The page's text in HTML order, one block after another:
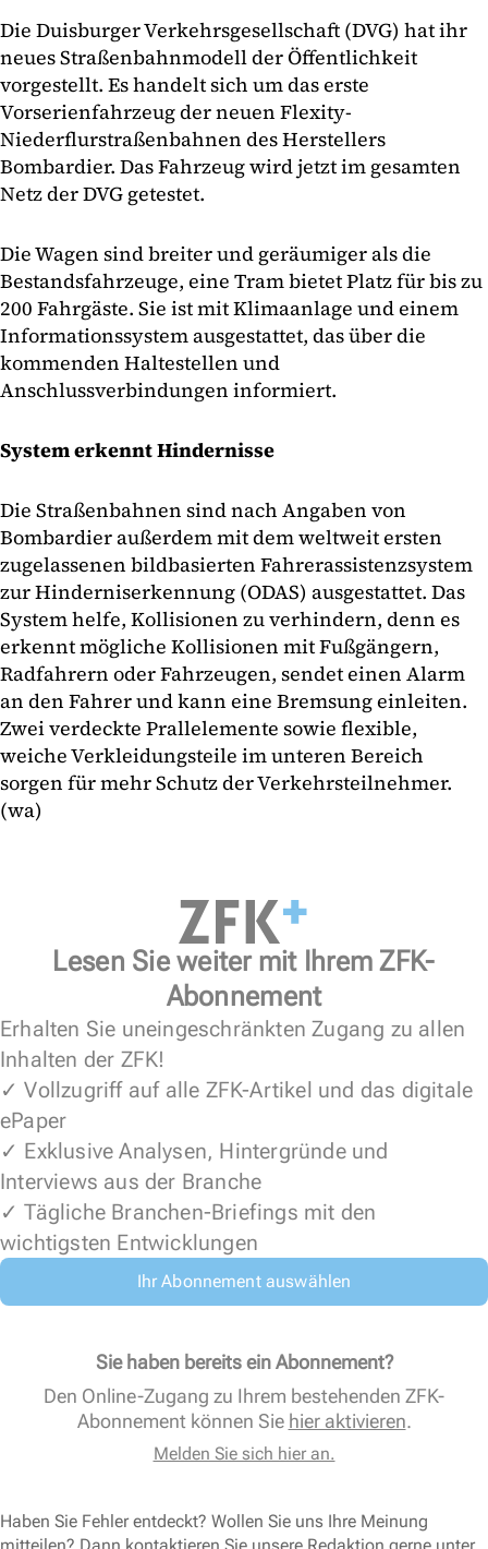
Die Duisburger Verkehrsgesellschaft (DVG) hat ihr
neues Straßenbahnmodell der Öffentlichkeit
vorgestellt. Es handelt sich um das erste
Vorserienfahrzeug der neuen Flexity-
Niederflurstraßenbahnen des Herstellers
Bombardier. Das Fahrzeug wird jetzt im gesamten
Netz der DVG getestet.
Die Wagen sind breiter und geräumiger als die
Bestandsfahrzeuge, eine Tram bietet Platz für bis zu
200 Fahrgäste. Sie ist mit Klimaanlage und einem
Informationssystem ausgestattet, das über die
kommenden Haltestellen und
Anschlussverbindungen informiert.
System erkennt Hindernisse
Die Straßenbahnen sind nach Angaben von
Bombardier außerdem mit dem weltweit ersten
zugelassenen bildbasierten Fahrerassistenzsystem
zur Hinderniserkennung (ODAS) ausgestattet. Das
System helfe, Kollisionen zu verhindern, denn es
erkennt mögliche Kollisionen mit Fußgängern,
Radfahrern oder Fahrzeugen, sendet einen Alarm
an den Fahrer und kann eine Bremsung einleiten.
Zwei verdeckte Prallelemente sowie flexible,
weiche Verkleidungsteile im unteren Bereich
sorgen für mehr Schutz der Verkehrsteilnehmer.
(wa)
Lesen Sie weiter mit Ihrem ZFK-
Abonnement
Erhalten Sie uneingeschränkten Zugang zu allen
Inhalten der ZFK!
✓ Vollzugriff auf alle ZFK-Artikel und das digitale
ePaper
✓ Exklusive Analysen, Hintergründe und
Interviews aus der Branche
✓ Tägliche Branchen-Briefings mit den
wichtigsten Entwicklungen
Ihr Abonnement auswählen
Sie haben bereits ein Abonnement?
Den Online-Zugang zu Ihrem bestehenden ZFK-
Abonnement können Sie hier aktivieren.
Melden Sie sich hier an.
Haben Sie Fehler entdeckt? Wollen Sie uns Ihre Meinung